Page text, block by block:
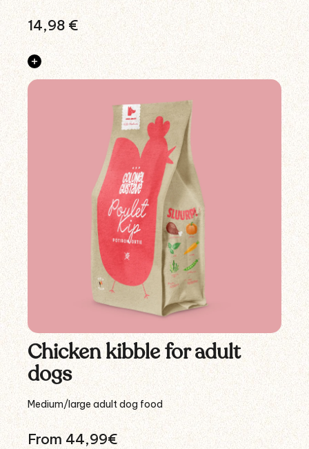
14,98€
Chicken kibble for adult
dogs
Medium/large adult dog food
From 44,99€